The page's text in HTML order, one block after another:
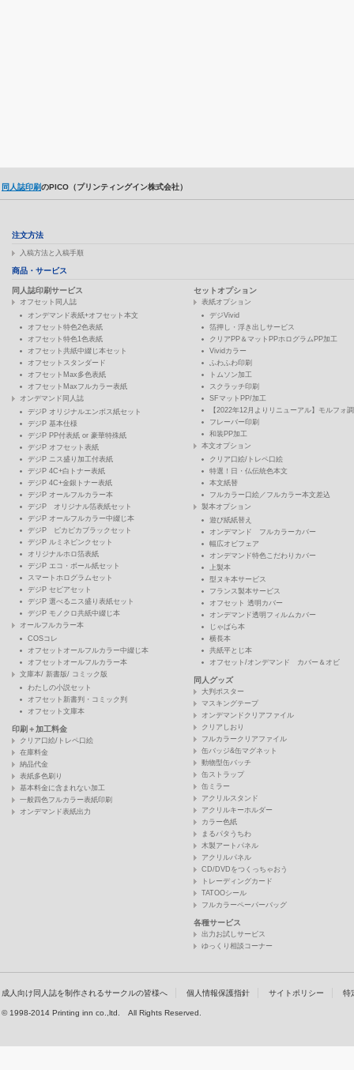
同人誌印刷のPICO（プリンティングイン株式会社）
注文方法
入稿方法と入稿手順
商品・サービス
同人誌印刷サービス
オフセット同人誌
オンデマンド表紙+オフセット本文
オフセット特色2色表紙
オフセット特色1色表紙
オフセット共紙中綴じ本セット
オフセットスタンダード
オフセットMax多色表紙
オフセットMaxフルカラー表紙
オンデマンド同人誌
デジP オリジナルエンボス紙セット
デジP 基本仕様
デジP PP付表紙 or 豪華特殊紙
デジP オフセット表紙
デジP ニス盛り加工付表紙
デジP 4C+白トナー表紙
デジP 4C+金銀トナー表紙
デジP オールフルカラー本
デジP オリジナル箔表紙セット
デジP オールフルカラー中綴じ本
デジP ピカピカブラックセット
デジP ルミネピンクセット
オリジナルホロ箔表紙
デジP エコ・ボール紙セット
スマートホログラムセット
デジP セピアセット
デジP 選べるニス盛り表紙セット
デジP モノクロ共紙中綴じ本
オールフルカラー本
COSコレ
オフセットオールフルカラー中綴じ本
オフセットオールフルカラー本
文庫本/ 新書版/ コミック版
わたしの小説セット
オフセット新書判・コミック判
オフセット文庫本
印刷＋加工料金
クリア口絵/トレペ口絵
在庫料金
納品代金
表紙多色刷り
基本料金に含まれない加工
一般四色フルカラー表紙印刷
オンデマンド表紙出力
セットオプション
表紙オプション
デジVivid
箔押し・浮き出しサービス
クリアPP＆マットPPホログラムPP加工
Vividカラー
ふわふわ印刷
トムソン加工
スクラッチ印刷
SFマットPP/加工
【2022年12月よりリニューアル】モルフォ
フレーバー印刷
和装PP加工
本文オプション
クリア口絵/トレペ口絵
特選！日・仏伝統色本文
本文紙替
フルカラー口絵／フルカラー本文差込
製本オプション
遊び紙紙替え
オンデマンド フルカラーカバー
幅広オビフェア
オンデマンド特色こだわりカバー
上製本
型ヌキ本サービス
フランス製本サービス
オフセット 透明カバー
オンデマンド透明フィルムカバー
じゃばら本
横長本
共紙平とじ本
オフセット/オンデマンド カバー＆オビ
同人グッズ
大判ポスター
マスキングテープ
オンデマンドクリアファイル
クリアしおり
フルカラークリアファイル
缶バッジ&缶マグネット
動物型缶バッチ
缶ストラップ
缶ミラー
アクリルスタンド
アクリルキーホルダー
カラー色紙
まるパタうちわ
木製アートパネル
アクリルパネル
CD/DVDをつくっちゃおう
トレーディングカード
TATOOシール
フルカラーペーパーバッグ
各種サービス
出力お試しサービス
ゆっくり相談コーナー
成人向け同人誌を制作されるサークルの皆様へ 個人情報保護指針 サイトポリシー 特
© 1998-2014 Printing inn co.,ltd. All Rights Reserved.